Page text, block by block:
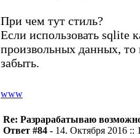
При чем тут стиль?
Если использовать sqlite
произвольных данных,
забыть.
www
Re: Разрарабатываю
Ответ #84 - 14. Октября 2016 ::